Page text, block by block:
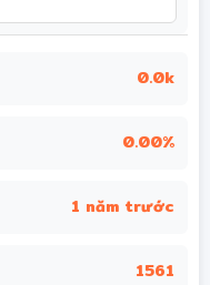
0.0k
0.00%
1 năm trước
1561